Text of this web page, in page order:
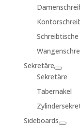
Schreibtische
Sekretäre
Sekretäre
Tabernakel
Sideboards